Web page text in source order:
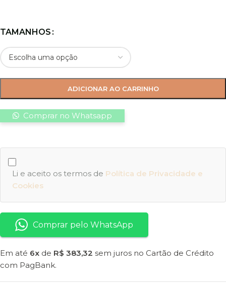
TAMANHOS
ADICIONAR AO CARRINHO
Comprar no Whatsapp
Li e aceito os termos de Política de Privacidade e
Cookies
Comprar pelo WhatsApp
Em até 6x de R$ 383,32 sem juros no Cartão de Crédito
com PagBank.